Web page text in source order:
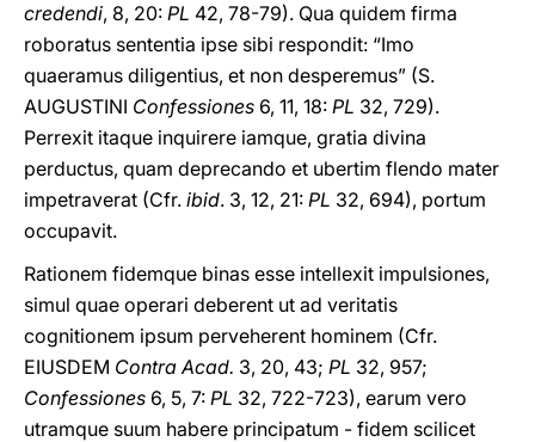
credendi, 8, 20: PL 42, 78-79). Qua quidem firma
roboratus sententia ipse sibi respondit: “Imo
quaeramus diligentius, et non desperemus” (S.
AUGUSTINI Confessiones 6, 11, 18: PL 32, 729).
Perrexit itaque inquirere iamque, gratia divina
perductus, quam deprecando et ubertim flendo mater
impetraverat (Cfr. ibid. 3, 12, 21: PL 32, 694), portum
occupavit.
Rationem fidemque binas esse intellexit impulsiones,
simul quae operari deberent ut ad veritatis
cognitionem ipsum perveherent hominem (Cfr.
EIUSDEM Contra Acad. 3, 20, 43; PL 32, 957;
Confessiones 6, 5, 7: PL 32, 722-723), earum vero
utramque suum habere principatum - fidem scilicet